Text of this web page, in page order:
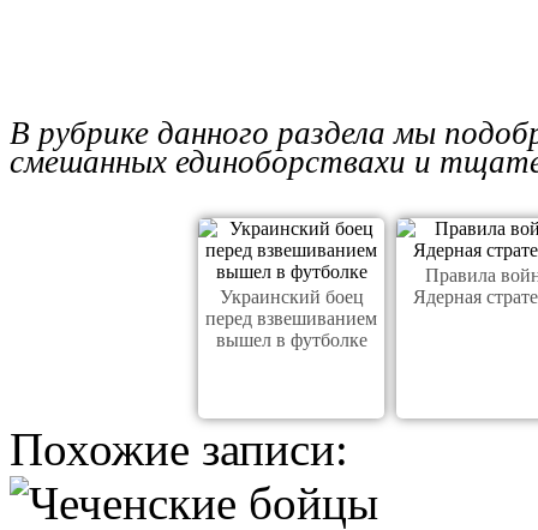
В рубрике данного раздела мы
смешанных единоборствахи и
Украинский боец
перед взвешиванием
вышел в футболке
Правила
Ядерная
Похожие записи: